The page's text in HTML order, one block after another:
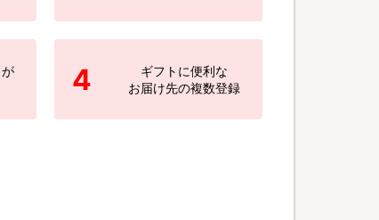
4
ギフトに便利な
お届け先の複数登録